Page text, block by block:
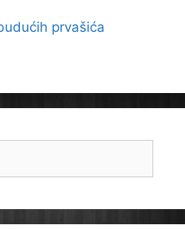
prvašića